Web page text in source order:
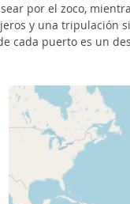
por el zoco,
y una tripulación
cada puerto es un